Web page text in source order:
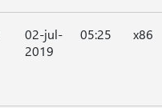
02-jul-
2019
05:25 x86